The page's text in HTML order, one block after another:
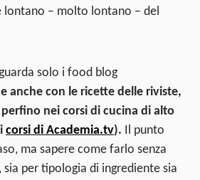
lontano – molto lontano – del
solo i food blog
anche con le ricette delle riviste,
nei corsi di cucina di alto
corsi di Academia.tv). Il punto
ma sapere come farlo senza
per tipologia di ingrediente sia